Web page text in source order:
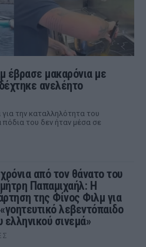
έβρασε μακαρόνια με
ανελέητο
την καταλληλότητα του
του δεν ήταν μέσα σε
από τον θάνατο του
Παπαμιχαήλ: Η
της Φίνος Φιλμ για
λεβεντόπαιδο
ελληνικού σινεμά»